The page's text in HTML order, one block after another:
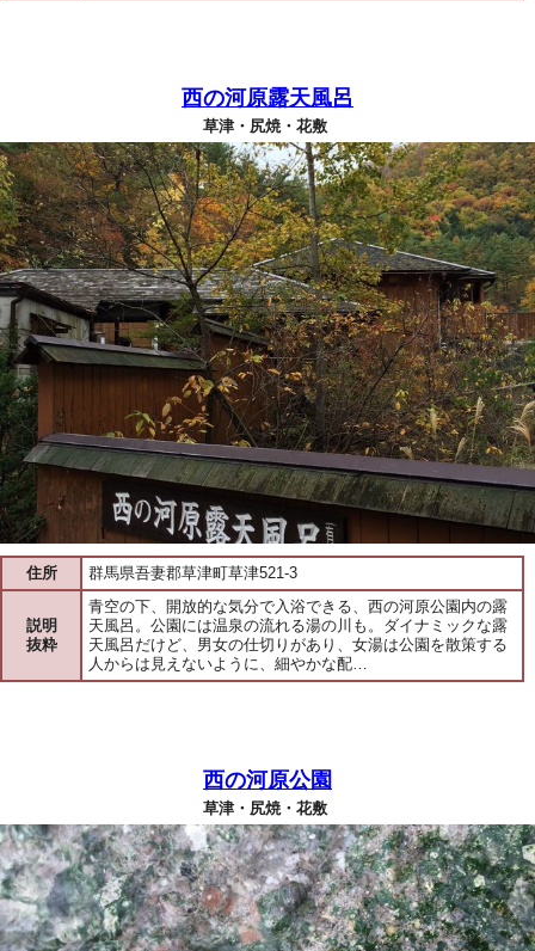
西の河原露天風呂
草津・尻焼・花敷
住所 群馬県吾妻郡草津町草津521-3
説明
抜粋
青空の下、開放的な気分で入浴できる、西の河原公園内の露
天風呂。公園には温泉の流れる湯の川も。ダイナミックな露
天風呂だけど、男女の仕切りがあり、女湯は公園を散策する
人からは見えないように、細やかな配…
西の河原公園
草津・尻焼・花敷